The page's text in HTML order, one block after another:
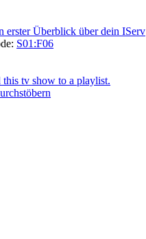
erster Überblick über dein IServ
S01:F06
this tv show to a playlist.